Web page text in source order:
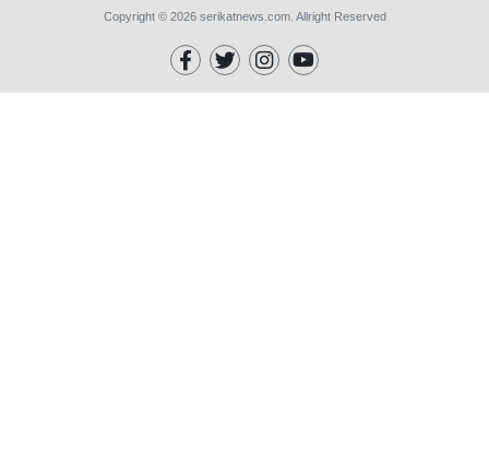
Copyright © 2026 serikatnews.com. Allright Reserved